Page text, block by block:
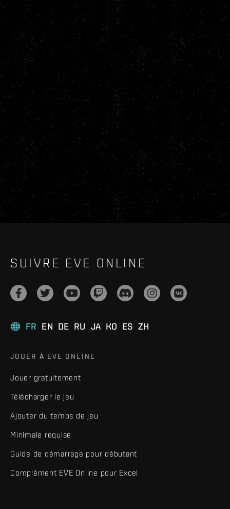
SUIVRE EVE ONLINE
FR EN DE RU JA KO ES ZH
JOUER À EVE ONLINE
Jouer gratuitement
Télécharger le jeu
Ajouter du temps de jeu
Minimale requise
Guide de démarrage pour débutant
Complément EVE Online pour Excel